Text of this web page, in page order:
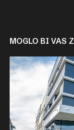
MOGLO BI VAS